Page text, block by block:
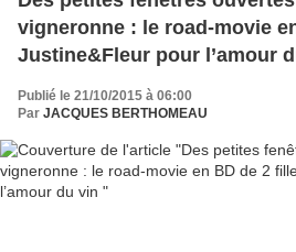
vigneronne : le road-movie
Justine&Fleur pour l’amour
Publié le 21/10/2015 à 06:00
Par JACQUES BERTHOMEAU